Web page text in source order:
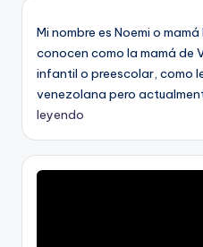
Mi nombre es Noemi o
conocen como la mamá de
infantil o preescolar, como
venezolana pero
leyendo